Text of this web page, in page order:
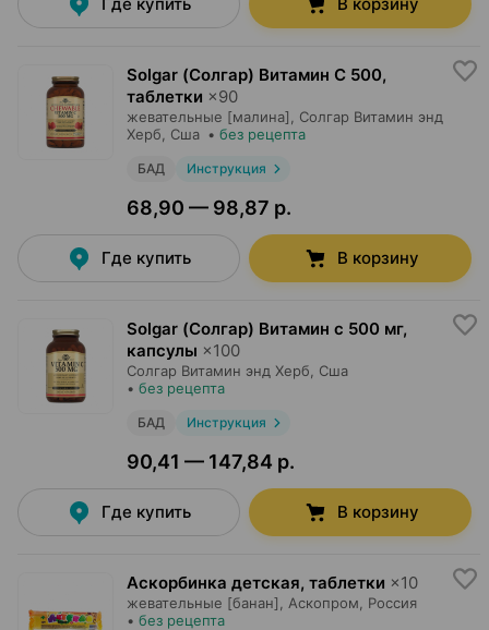
Solgar (Солгар) Витамин С 500,
таблетки ×90
жевательные [малина],
Солгар Витамин энд
Херб , Сша • без рецепта
БАД Инструкция
68,90 — 98,87 р.
Где купить В корзину
Solgar (Солгар) Витамин с 500 мг,
капсулы ×100
Солгар Витамин энд Херб , Сша
• без рецепта
БАД Инструкция
90,41 — 147,84 р.
Где купить В корзину
Аскорбинка детская, таблетки ×10
жевательные [банан], Аскопром , Россия
• без рецепта